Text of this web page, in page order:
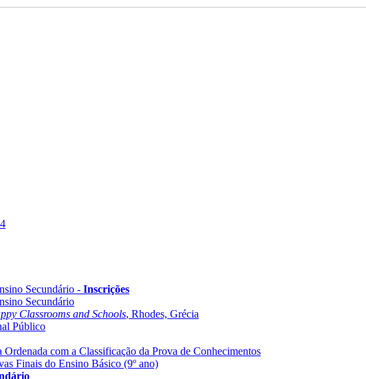
Secundário - Inscrições
Secundário
Classrooms and Schools, Rhodes, Grécia
Público
com a Classificação da Prova de Conhecimentos
Finais do Ensino Básico (9º ano)